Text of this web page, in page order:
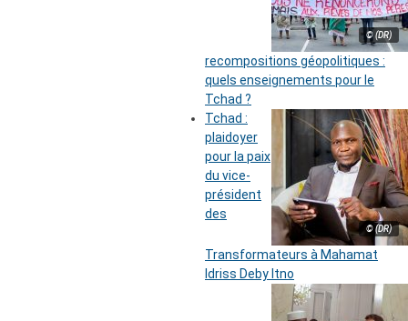
© (DR)
recompositions géopolitiques :
quels enseignements pour le
Tchad ?
© (DR)
Tchad :
plaidoyer
pour la paix
du vice-
président
des
Transformateurs à Mahamat
Idriss Deby Itno